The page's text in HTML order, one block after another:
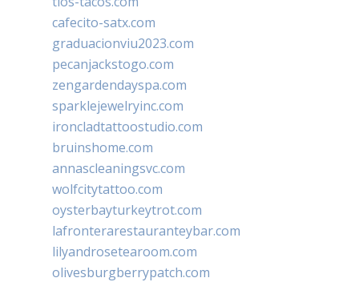
cafecito-satx.com
graduacionviu2023.com
pecanjackstogo.com
zengardendayspa.com
sparklejewelryinc.com
ironcladtattoostudio.com
bruinshome.com
annascleaningsvc.com
wolfcitytattoo.com
oysterbayturkeytrot.com
lafronterarestauranteybar.com
lilyandrosetearoom.com
olivesburgberrypatch.com